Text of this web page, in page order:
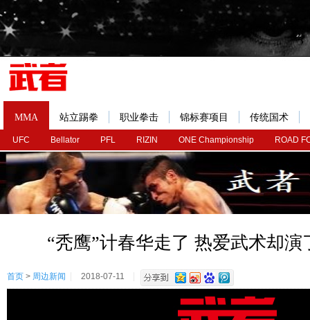
MMA
UFC Bellator PFL RIZIN ONE Championship ROAD
站立踢拳 职业拳击 锦标赛项目 传统国术
“秃鹰”计春华走了 热爱武术却演
首页 > 周边新闻 2018-07-11